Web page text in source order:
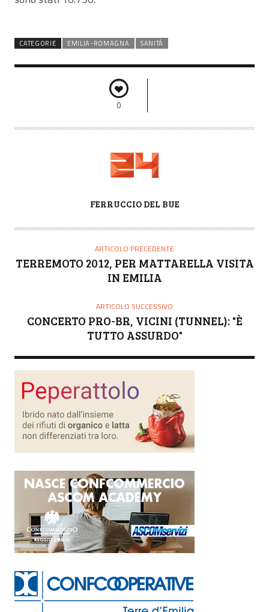
CATEGORIE EMILIA-ROMAGNA SANITÀ
0
T
R
FERRUCCIO DEL BUE
ARTICOLO PRECEDENTE
TERREMOTO 2012, PER MATTARELLA VISITA
IN EMILIA
ARTICOLO SUCCESSIVO
CONCERTO PRO-BR, VICINI (TUNNEL): "È
TUTTO ASSURDO"